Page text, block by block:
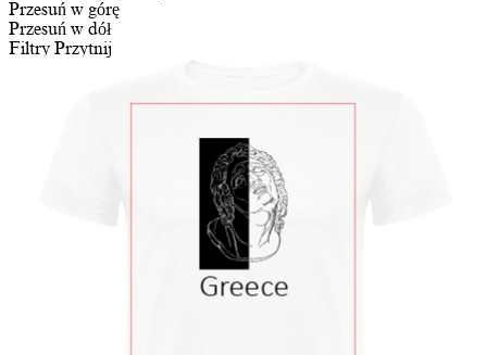
Przesuń w górę
Przesuń w dół
Filtry Przytnij